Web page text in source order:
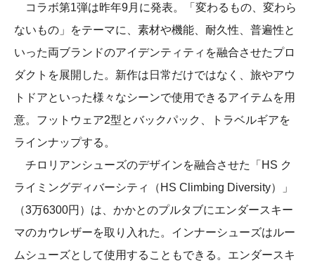
コラボ第1弾は昨年9月に発表。「変わるもの、変わら
ないもの」をテーマに、素材や機能、耐久性、普遍性と
いった両ブランドのアイデンティティを融合させたプロ
ダクトを展開した。新作は日常だけではなく、旅やアウ
トドアといった様々なシーンで使用できるアイテムを用
意。フットウェア2型とバックパック、トラベルギアを
ラインナップする。
チロリアンシューズのデザインを融合させた「HS ク
ライミングディバーシティ（HS Climbing Diversity）」
（3万6300円）は、かかとのプルタブにエンダースキー
マのカウレザーを取り入れた。インナーシューズはルー
ムシューズとして使用することもできる。エンダースキ